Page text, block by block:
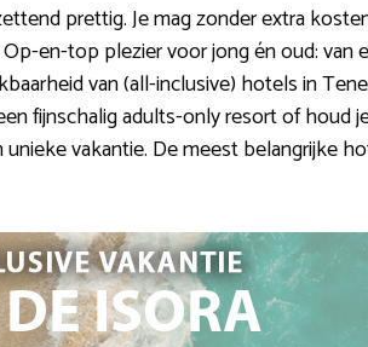
prettig. Je mag zonder extra
en-top plezier voor jong én oud: van
van (all-inclusive) hotels in
fijnschalig adults-only resort of houd
vakantie. De meest belangrijke